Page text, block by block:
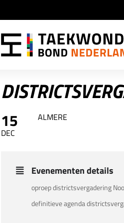
15
DEC
ALMERE
Evenementen details
oproep districtsvergadering
definitieve agenda